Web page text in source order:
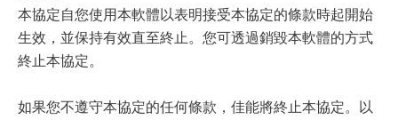
本協定自您使用本軟體以表明接受本協定的條款時起開始
生效，並保持有效直至終止。您可透過銷毀本軟體的方式
終止本協定。
如果您不遵守本協定的任何條款，佳能將終止本協定。以